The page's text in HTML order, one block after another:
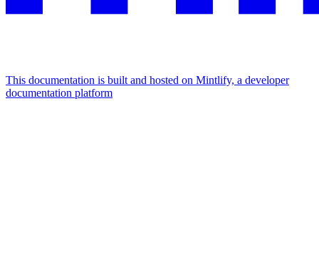
This documentation is built and hosted on Mintlify, a developer
documentation platform